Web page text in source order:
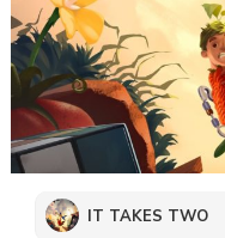
IT TAKES TWO